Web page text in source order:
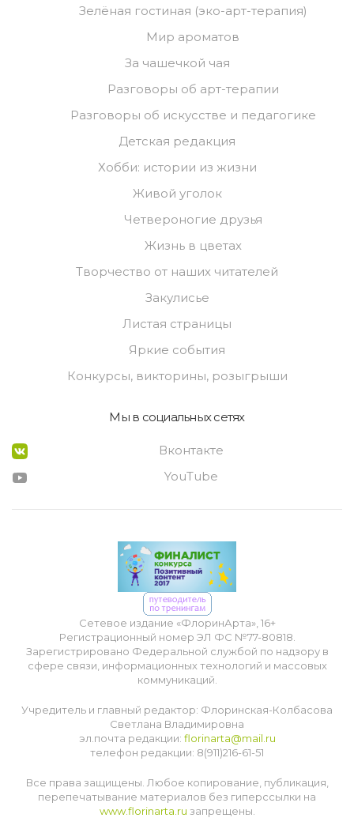
Зелёная гостиная (эко-арт-терапия)
Мир ароматов
За чашечкой чая
Разговоры об арт-терапии
Разговоры об искусстве и педагогике
Детская редакция
Хобби: истории из жизни
Живой уголок
Четвероногие друзья
Жизнь в цветах
Творчество от наших читателей
Закулисье
Листая страницы
Яркие события
Конкурсы, викторины, розыгрыши
Мы в социальных сетях
Вконтакте
YouTube
Сетевое издание «ФлоринАрта», 16+
Регистрационный номер ЭЛ ФС №77-80818.
Зарегистрировано Федеральной службой по надзору в
сфере связи, информационных технологий и массовых
коммуникаций.
Учредитель и главный редактор: Флоринская-Колбасова
Светлана Владимировна
эл.почта редакции: florinarta@mail.ru
телефон редакции: 8(911)216-61-51
Все права защищены. Любое копирование, публикация,
перепечатывание материалов без гиперссылки на
www.florinarta.ru запрещены.